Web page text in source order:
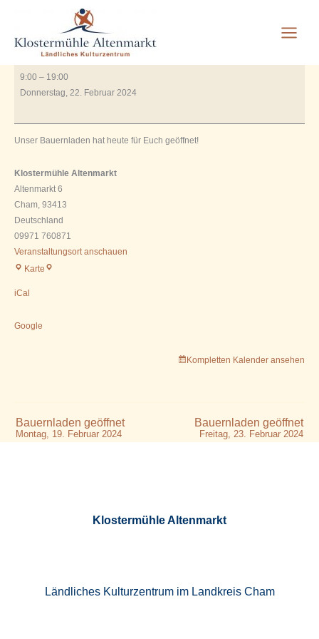
springen
Bauernladen geöffnet
VonRauscher_2606/Juli 12, 2023
9:00 – 19:00
Donnerstag, 22. Februar 2024
Unser Bauernladen hat heute für Euch geöffnet!
Klostermühle Altenmarkt
Altenmarkt 6
Cham, 93413
Deutschland
09971 760871
Veranstaltungsort anschauen
Karte Klostermühle
iCal
Google
Kompletten Kalender ansehen
Bauernladen geöffnet
Montag, 19. Februar 2024
Bauernladen geöffnet
Freitag, 23. Februar 2024
Klostermühle Altenmarkt
Ländliches Kulturzentrum im Landkreis Cham